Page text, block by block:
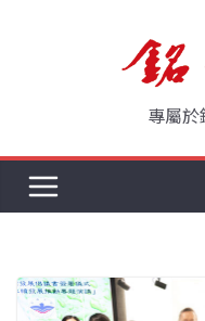
專屬